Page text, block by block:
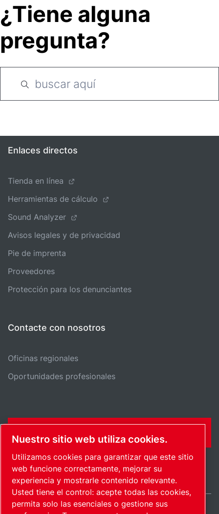
¿Tiene alguna
pregunta?
Enlaces directos
Tienda en línea
Herramientas de cálculo
Sound Analyzer
Avisos legales y de privacidad
Pie de imprenta
Proveedores
Protección para los denunciantes
Contacte con nosotros
Oficinas regionales
Oportunidades profesionales
Nuestro sitio web utiliza cookies.
Utilizamos cookies para garantizar que este sitio
web funcione correctamente, mejorar su
experiencia y mostrarle contenido relevante.
Usted tiene el control: acepte todas las cookies,
permita solo las esenciales o gestione sus